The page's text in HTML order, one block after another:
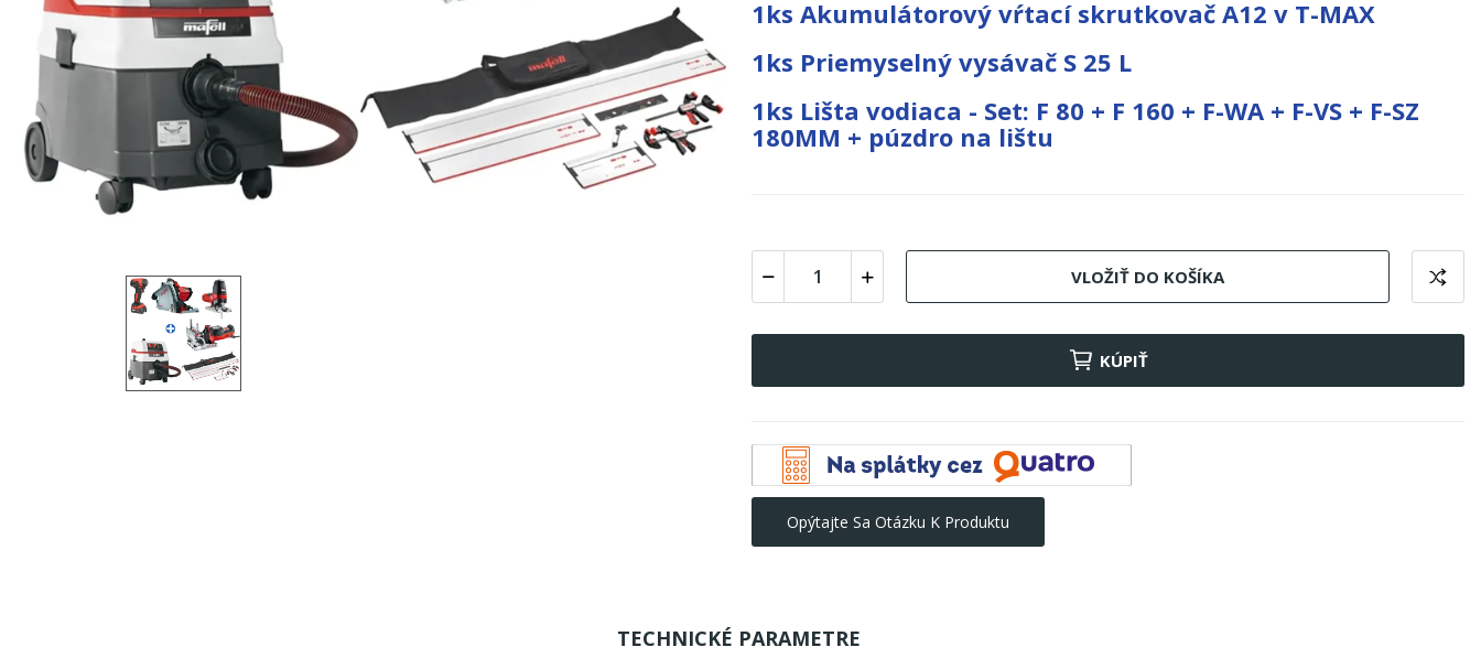
1ks Akumulátorový vŕtací skrutkovač A12 v T-MAX
1ks Priemyselný vysávač S 25 L
1ks Lišta vodiaca - Set: F 80 + F 160 + F-WA + F-VS + F-SZ
180MM + púzdro na lištu
VLOŽIŤ DO KOŠÍKA
KÚPIŤ
Opýtajte Sa Otázku K Produktu
TECHNICKÉ PARAMETRE